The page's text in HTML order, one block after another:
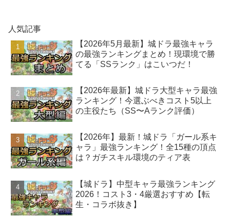
人気記事
【2026年5月最新】城ドラ最強キャラ
の最強ランキングまとめ！現環境で勝
てる「SSランク」はこいつだ！
【2026年最新】城ドラ大型キャラ最強
ランキング！今選ぶべきコスト5以上
の主役たち（SS〜Aランク評価）
【2026年】最新！城ドラ「ガール系キ
ャラ」最強ランキング！全15種の頂点
は？ガチスキル環境のティア表
【城ドラ】中型キャラ最強ランキング
2026！コスト3・4厳選おすすめ【転
生・コラボ抜き】